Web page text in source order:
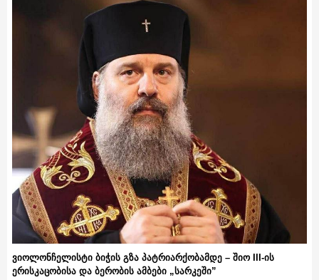
ვიოლონჩელისტი ბიჭის გზა პატრიარქობამდე – შიო III-ის
ერისკაცობისა და ბერობის ამბები „სარკეში”